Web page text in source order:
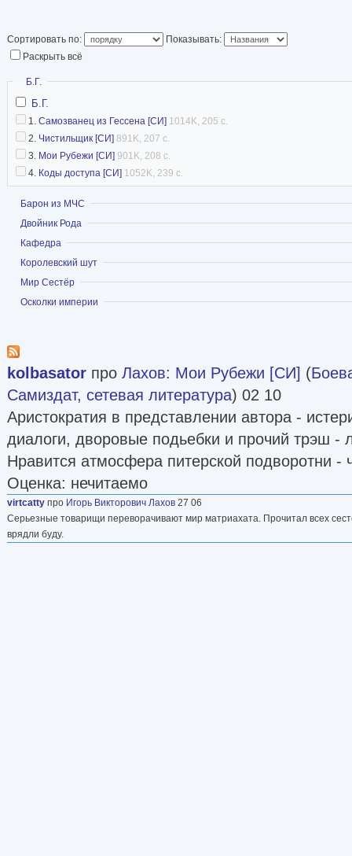
Сортировать по:
Показывать:
Раскрыть всё
Скрыть
Б.Г.
Б.Г.
1. Самозванец из Гессена [СИ] 1014K, 205 с.
2. Чистильщик [СИ] 891K, 207 с.
3. Мои Рубежи [СИ] 901K, 208 с.
4. Коды доступа [СИ] 1052K, 239 с.
Показать
Барон из МЧС
Показать
Двойник Рода
Показать
Кафедра
Показать
Королевский шут
Показать
Мир Сестёр
Показать
Осколки империи
kolbasator про Лахов: Мои Рубежи [СИ] (
Самиздат, сетевая литература) 02 10
Аристократия в представлении автора -
диалоги, дворовые подьебки и прочий трэш -
Нравится атмосфера питерской подворотни -
Оценка: нечитаемо
virtcatty про Игорь Викторович Лахов 27 06
Серьезные товарищи переворачивают мир матриахата. Прочитал всех
врядли буду.